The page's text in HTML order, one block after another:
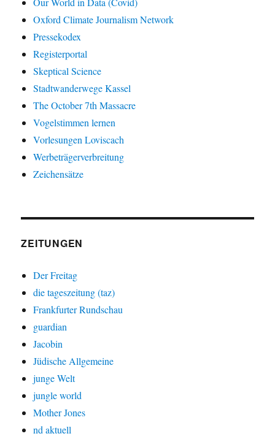
Oxford Climate Journalism Network
Pressekodex
Registerportal
Skeptical Science
Stadtwanderwege Kassel
The October 7th Massacre
Vogelstimmen lernen
Vorlesungen Loviscach
Werbeträgerverbreitung
Zeichensätze
ZEITUNGEN
Der Freitag
die tageszeitung (taz)
Frankfurter Rundschau
guardian
Jacobin
Jüdische Allgemeine
junge Welt
jungle world
Mother Jones
nd aktuell